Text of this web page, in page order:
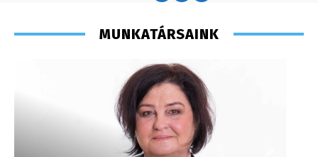
MUNKATÁRSAINK